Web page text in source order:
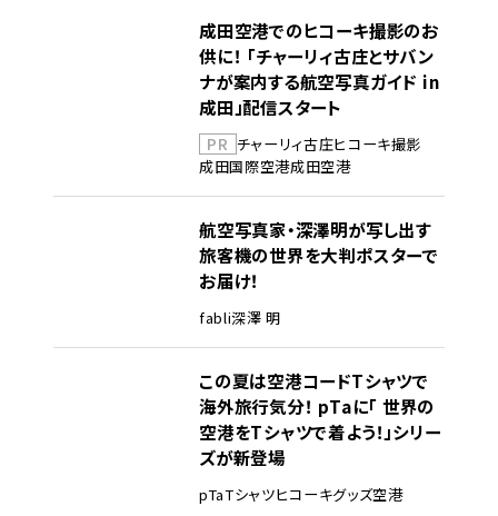
成田空港でのヒコーキ撮影のお
供に！ 「チャーリィ古庄とサバン
ナが案内する航空写真ガイド in
成田」配信スタート
PR チャーリィ古庄ヒコーキ撮影
成田国際空港成田空港
航空写真家・深澤明が写し出す
旅客機の世界を大判ポスターで
お届け！
fabli深澤 明
この夏は空港コードTシャツで
海外旅行気分！ pTaに「 世界の
空港をTシャツで着よう！」シリー
ズが新登場
pTaTシャツヒコーキグッズ空港